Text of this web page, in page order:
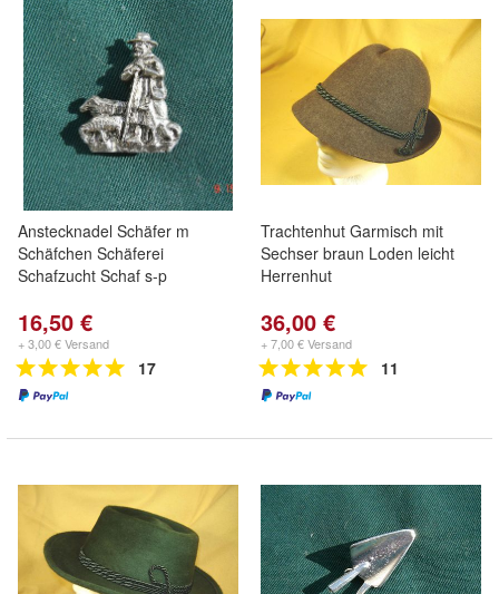
Anstecknadel Schäfer m
Schäfchen Schäferei
Schafzucht Schaf s-p
16,50 €
+ 3,00 € Versand
17
Trachtenhut Garmisch mit
Sechser braun Loden leicht
Herrenhut
36,00 €
+ 7,00 € Versand
11